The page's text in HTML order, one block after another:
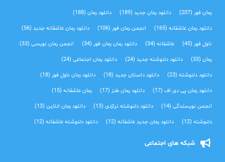
رمان فور(207) دانلود رمان جدید(189) دانلود رمان(188)
دانلود رمان عاشقانه(165) انجمن رمان فور(106) دانلود رمان عاشقانه جدید(56)
ناول فور(45) عاشقانه(34) دانلود رمان رمان فور(34) انجمن رمان نویسی(33)
رمان(33) دانلود دلنوشته جدید(24) دانلود رمان اجتماعی‌(24)
دانلود دلنوشته(23) دانلود داستان جدید(18) دانلود رمان ناول فور(18)
دانلود رمان پی دی اف(17) دانلود رمان طنز(17) رمان عاشقانه(15)
انجمن نویسندگی(14) دانلود دلنوشته تراژدی‌(13) دانلود رمان انلاین(13)
دلنوشته(12) دانلود رمان جدید عاشقانه(12) دانلود دلنوشته عاشقانه(12)
شبکه های اجتماعی